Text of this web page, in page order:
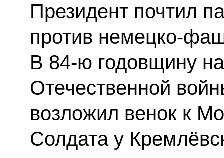
Президент почтил
против немецко-
В 84-ю годовщину
Отечественной
возложил венок к
Солдата у